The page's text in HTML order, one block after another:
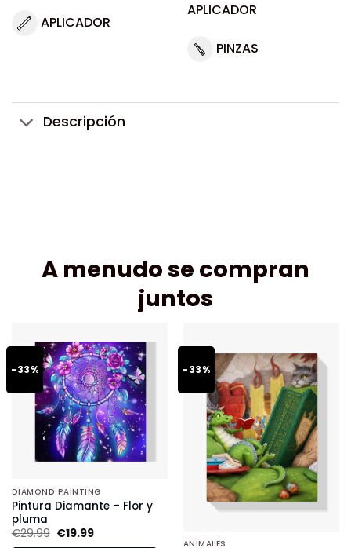
APLICADOR
APLICADOR
PINZAS
Descripción
A menudo se compran
juntos
-33%
DIAMOND PAINTING
Pintura Diamante – Flor y
pluma
€29.99 €19.99
-33%
ANIMALES